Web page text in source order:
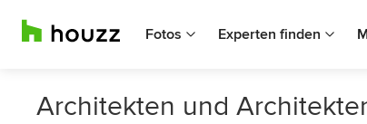
Fotos Experten finden
Architekten und